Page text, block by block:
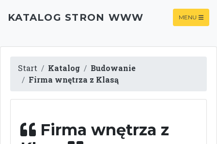
KATALOG STRON WWW MENU
Start Katalog
Budowanie
Firma wnętrza z Klasą
Firma wnętrza z